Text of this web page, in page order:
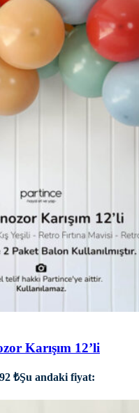
Karışım 12’li
₺Şu andaki fiyat: